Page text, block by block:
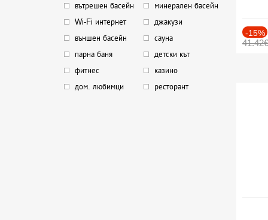
вътрешен басейн
минерален басейн
Wi-Fi интернет
джакузи
външен басейн
сауна
парна баня
детски кът
фитнес
казино
дом. любимци
ресторант
-15%
41.42€